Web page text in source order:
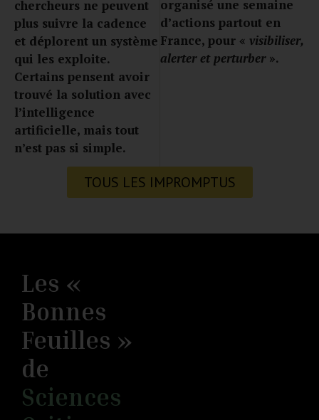
chercheurs ne peuvent
plus suivre la cadence
et déplorent un système
qui les exploite.
Certains pensent avoir
trouvé la solution avec
l’intelligence
artificielle, mais tout
n’est pas si simple.
organisé une semaine
d’actions partout en
France, pour « visibiliser,
alerter et perturber».
TOUS LES IMPROMPTUS
Les «
Bonnes
Feuilles »
de
Sciences